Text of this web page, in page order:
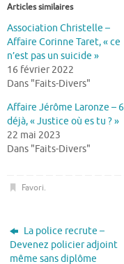
Articles similaires
Association Christelle –
Affaire Corinne Taret, « ce
n’est pas un suicide »
16 février 2022
Dans "Faits-Divers"
Affaire Jérôme Laronze –
déjà, « Justice où es tu ? »
22 mai 2023
Dans "Faits-Divers"
Favori.
La police recrute –
Devenez policier adjoint
même sans diplôme